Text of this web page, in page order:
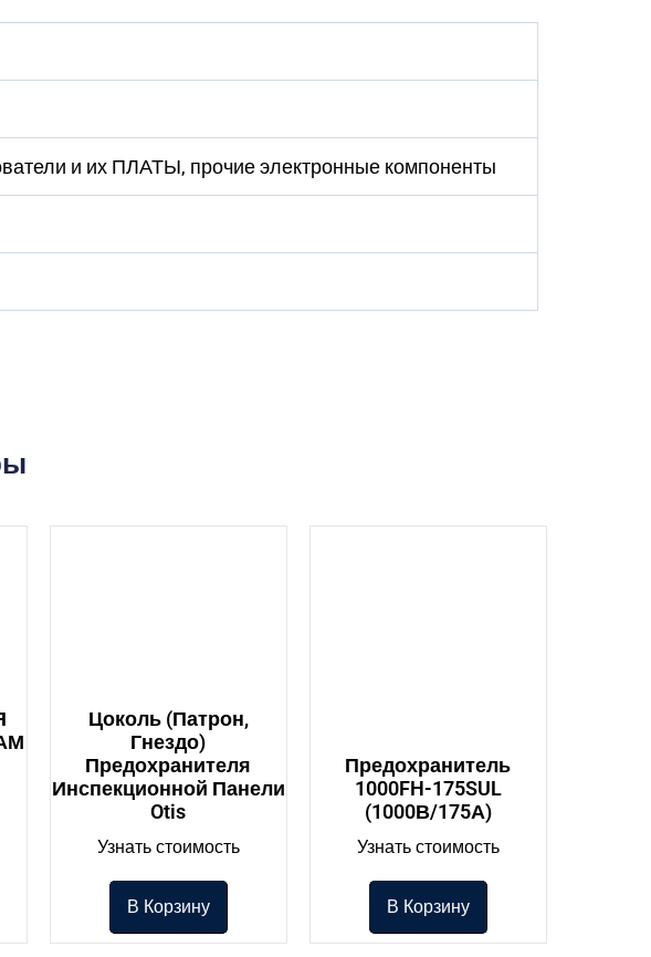
и их ПЛАТЫ, прочие электронные компоненты
Цоколь (патрон,
Гнездо)
Предохранителя
Инспекционной Панели
Otis
Узнать стоимость
В Корзину
Предохранитель
1000FH-175SUL
(1000В/175А)
Узнать стоимость
В Корзину